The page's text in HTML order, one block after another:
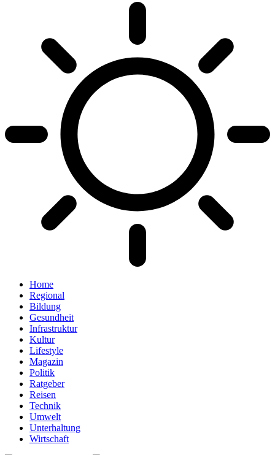
Home
Regional
Bildung
Gesundheit
Infrastruktur
Kultur
Lifestyle
Magazin
Politik
Ratgeber
Reisen
Technik
Umwelt
Unterhaltung
Wirtschaft